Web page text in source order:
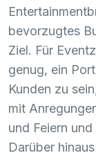
bevorzugtes
Ziel. Für
genug, ein
Kunden zu
mit
und Feiern
Darüber